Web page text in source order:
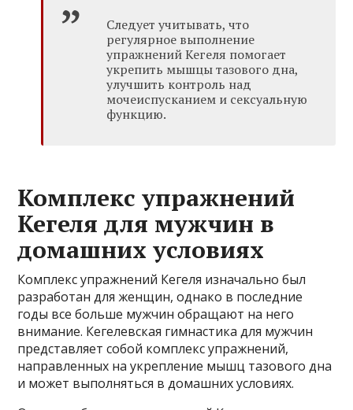
Следует учитывать, что
регулярное выполнение
упражнений Кегеля помогает
укрепить мышцы тазового дна,
улучшить контроль над
мочеиспусканием и сексуальную
функцию.
Комплекс упражнений
Кегеля для мужчин в
домашних условиях
Комплекс упражнений Кегеля изначально был
разработан для женщин, однако в последние
годы все больше мужчин обращают на него
внимание. Кегелевская гимнастика для мужчин
представляет собой комплекс упражнений,
направленных на укрепление мышц тазового дна
и может выполняться в домашних условиях.